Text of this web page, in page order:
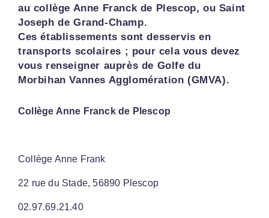
au collège Anne Franck de Plescop, ou Saint
Joseph de Grand-Champ.
Ces établissements sont desservis en
transports scolaires ; pour cela vous devez
vous renseigner auprès de Golfe du
Morbihan Vannes Agglomération (GMVA).
Collège Anne Franck de Plescop
Collège Anne Frank
22 rue du Stade, 56890 Plescop
02.97.69.21.40